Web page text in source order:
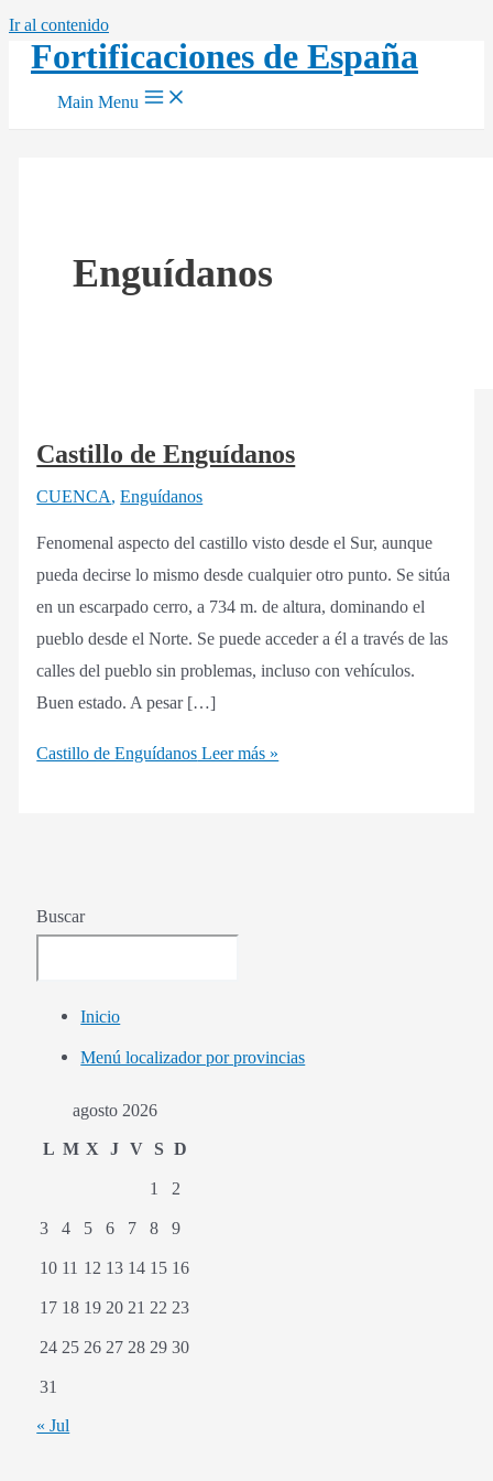
Ir al contenido
Fortificaciones de España
Main Menu
Enguídanos
Castillo de Enguídanos
CUENCA,Enguídanos
Fenomenal aspecto del castillo visto desde el Sur, aunque
pueda decirse lo mismo desde cualquier otro punto. Se sitúa
en un escarpado cerro, a 734 m. de altura, dominando el
pueblo desde el Norte. Se puede acceder a él a través de las
calles del pueblo sin problemas, incluso con vehículos.
Buen estado. A pesar […]
Castillo de Enguídanos Leer más »
Buscar
Inicio
Menú localizador por provincias
agosto 2026
L M X J V S D
1
2
3
4 5 6 7 8
9
10 11 12 13 14 15 16
17 18 19 20 21 22 23
24 25 26 27 28 29 30
31
« Jul